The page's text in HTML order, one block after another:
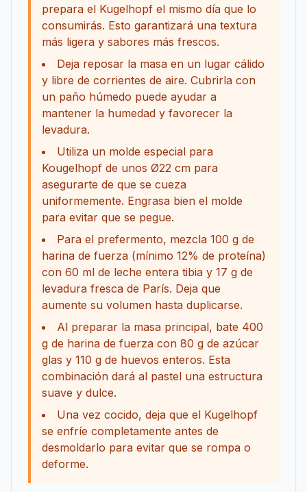
prepara el Kugelhopf el mismo día que lo
consumirás. Esto garantizará una textura
más ligera y sabores más frescos.
Deja reposar la masa en un lugar cálido
y libre de corrientes de aire. Cubrirla con
un paño húmedo puede ayudar a
mantener la humedad y favorecer la
levadura.
Utiliza un molde especial para
Kougelhopf de unos Ø22 cm para
asegurarte de que se cueza
uniformemente. Engrasa bien el molde
para evitar que se pegue.
Para el prefermento, mezcla 100 g de
harina de fuerza (mínimo 12% de proteína)
con 60 ml de leche entera tibia y 17 g de
levadura fresca de París. Deja que
aumente su volumen hasta duplicarse.
Al preparar la masa principal, bate 400
g de harina de fuerza con 80 g de azúcar
glas y 110 g de huevos enteros. Esta
combinación dará al pastel una estructura
suave y dulce.
Una vez cocido, deja que el Kugelhopf
se enfríe completamente antes de
desmoldarlo para evitar que se rompa o
deforme.